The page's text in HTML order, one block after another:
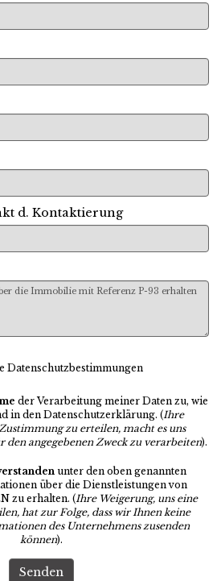
d. Kontaktierung
Datenschutzbestimmungen
der Verarbeitung meiner Daten zu, wie
in den Datenschutzerklärung. (Ihre
zu erteilen, macht es uns
angegebenen Zweck zu verarbeiten).
unter den oben genannten
über die Dienstleistungen von
zu erhalten. (Ihre Weigerung, uns eine
hat zur Folge, dass wir Ihnen keine
des Unternehmens zusenden
können).
Senden